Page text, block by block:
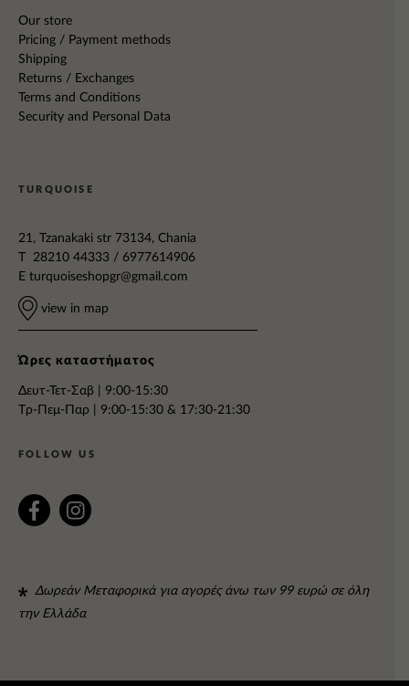
Our store
Pricing / Payment methods
Shipping
Returns / Exchanges
Terms and Conditions
Security and Personal Data
TURQUOISE
21, Tzanakaki str 73134, Chania
T 28210 44333 / 6977614906
E turquoiseshopgr@gmail.com
view in map
Ώρες καταστήματος
Δευτ-Τετ-Σαβ | 9:00-15:30
Tρ-Πεμ-Παρ | 9:00-15:30 & 17:30-21:30
FOLLOW US
Δωρεάν Μεταφορικά για αγορές άνω των 99 ευρώ σε όλη
την Ελλάδα